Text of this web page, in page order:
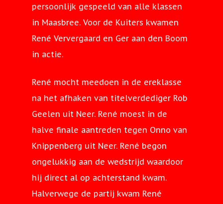
persoonlijk gespeeld van alle klassen
in Maasbree. Voor de Kuiters kwamen
René Ververgaard en Ger aan den Boom
in actie.
René mocht meedoen in de ereklasse
na het afhaken van titelverdediger Rob
Geelen uit Neer. René moest in de
halve finale aantreden tegen Onno van
Knippenberg uit Neer. René begon
ongelukkig aan de wedstrijd waardoor
hij direct al op achterstand kwam.
Halverwege de partij kwam René
Home
Nieuws